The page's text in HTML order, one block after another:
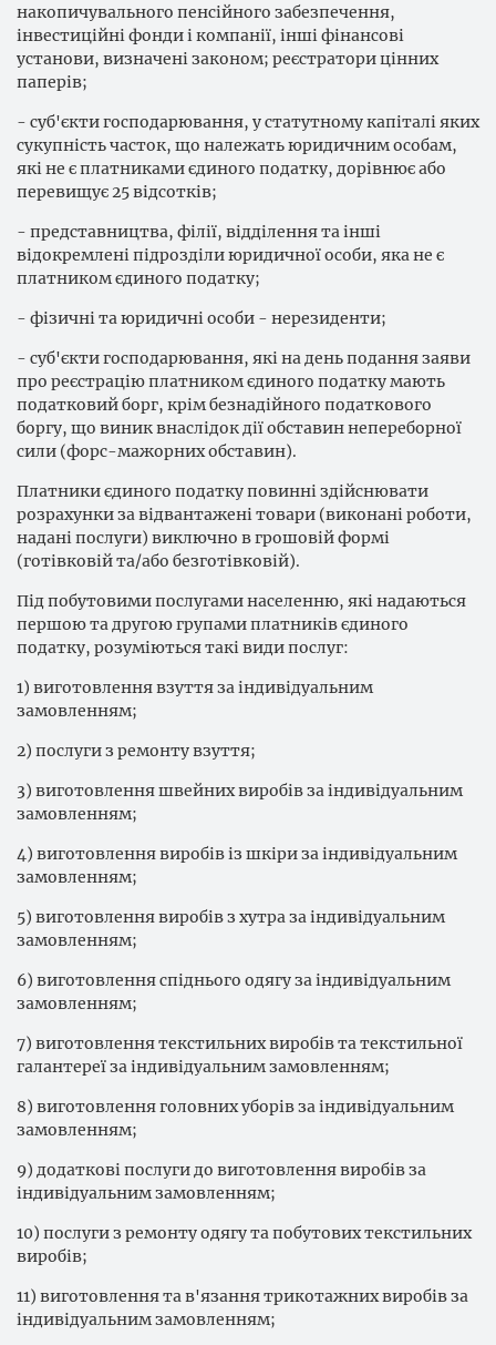
накопичувального пенсійного забезпечення,
інвестиційні фонди і компанії, інші фінансові
установи, визначені законом; реєстратори цінних
паперів;
- суб'єкти господарювання, у статутному капіталі яких
сукупність часток, що належать юридичним особам,
які не є платниками єдиного податку, дорівнює або
перевищує 25 відсотків;
- представництва, філії, відділення та інші
відокремлені підрозділи юридичної особи, яка не є
платником єдиного податку;
- фізичні та юридичні особи - нерезиденти;
- суб'єкти господарювання, які на день подання заяви
про реєстрацію платником єдиного податку мають
податковий борг, крім безнадійного податкового
боргу, що виник внаслідок дії обставин непереборної
сили (форс-мажорних обставин).
Платники єдиного податку повинні здійснювати
розрахунки за відвантажені товари (виконані роботи,
надані послуги) виключно в грошовій формі
(готівковій та/або безготівковій).
Під побутовими послугами населенню, які надаються
першою та другою групами платників єдиного
податку, розуміються такі види послуг:
1) виготовлення взуття за індивідуальним
замовленням;
2) послуги з ремонту взуття;
3) виготовлення швейних виробів за індивідуальним
замовленням;
4) виготовлення виробів із шкіри за індивідуальним
замовленням;
5) виготовлення виробів з хутра за індивідуальним
замовленням;
6) виготовлення спіднього одягу за індивідуальним
замовленням;
7) виготовлення текстильних виробів та текстильної
галантереї за індивідуальним замовленням;
8) виготовлення головних уборів за індивідуальним
замовленням;
9) додаткові послуги до виготовлення виробів за
індивідуальним замовленням;
10) послуги з ремонту одягу та побутових текстильних
виробів;
11) виготовлення та в'язання трикотажних виробів за
індивідуальним замовленням;